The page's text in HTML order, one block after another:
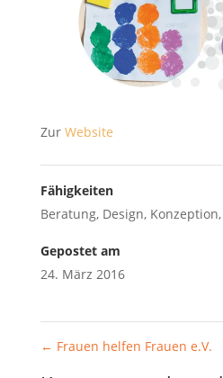
Zur Website
Fähigkeiten
Beratung, Design, Konzeption,
Gepostet am
24. März 2016
← Frauen helfen Frauen e.V.